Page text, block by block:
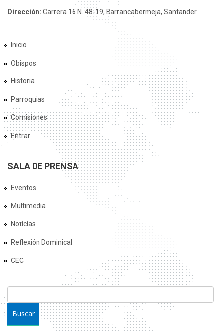
Dirección: Carrera 16 N. 48-19, Barrancabermeja, Santander.
Inicio
Obispos
Historia
Parroquias
Comisiones
Entrar
SALA DE PRENSA
Eventos
Multimedia
Noticias
Reflexión Dominical
CEC
FORMULARIO DE BÚSQUEDA